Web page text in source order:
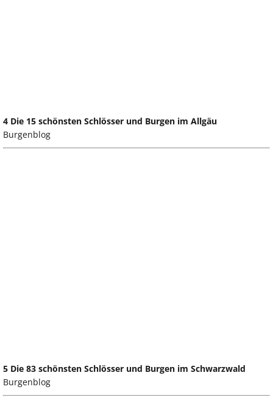
4 Die 15 schönsten Schlösser und Burgen im Allgäu
Burgenblog
5 Die 83 schönsten Schlösser und Burgen im Schwarzwald
Burgenblog